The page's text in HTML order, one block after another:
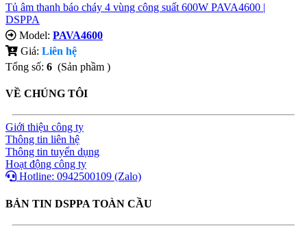
Tủ âm thanh báo cháy 4 vùng công suất 600W PAVA4600 |
DSPPA
Model: PAVA4600
Giá: Liên hệ
Tổng số: 6 (Sản phầm )
VỀ CHÚNG TÔI
Giới thiệu công ty
Thông tin liên hệ
Thông tin tuyển dụng
Hoạt động công ty
Hotline: 0942500109 (Zalo)
BẢN TIN DSPPA TOÀN CẦU